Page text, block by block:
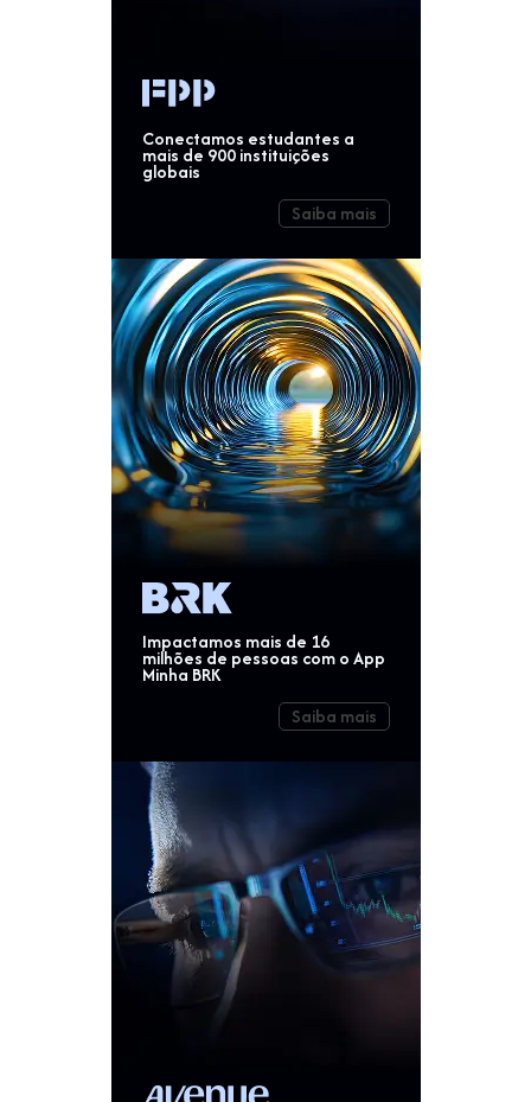
Conectamos estudantes a
mais de 900 instituições
globais
Saiba mais
Impactamos mais de 16
milhões de pessoas com o App
Minha BRK
Saiba mais